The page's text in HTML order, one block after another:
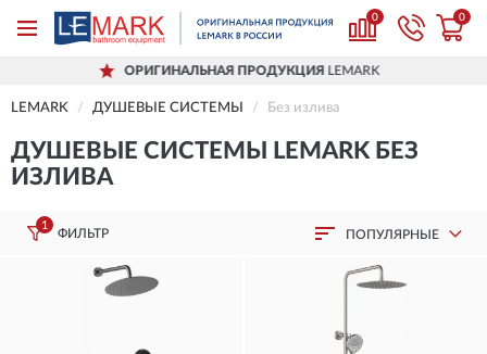
0 0
ОРИГИНАЛЬНАЯ ПРОДУКЦИЯLEMARK
LEMARK ДУШЕВЫЕ СИСТЕМЫ Без излива
ДУШЕВЫЕ СИСТЕМЫ LEMARK БЕЗ
ИЗЛИВА
1
ФИЛЬТР ПОПУЛЯРНЫЕ